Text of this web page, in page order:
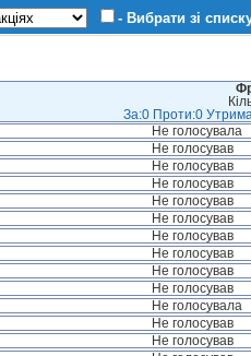
- Вибрати зі
За:0 Проти:0
Не голосувала
Не голосував
Не голосував
Не голосував
Не голосував
Не голосував
Не голосував
Не голосував
Не голосував
Не голосував
Не голосувала
Не голосував
Не голосував